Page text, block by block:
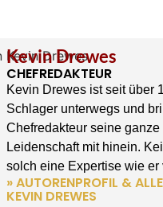
Kevin Drewes
CHEFREDAKTEUR
Kevin Drewes ist seit über
Schlager unterwegs und
Chefredakteur seine ganze
Leidenschaft mit hinein.
solch eine Expertise wie er
» AUTORENPROFIL &
KEVIN DREWES